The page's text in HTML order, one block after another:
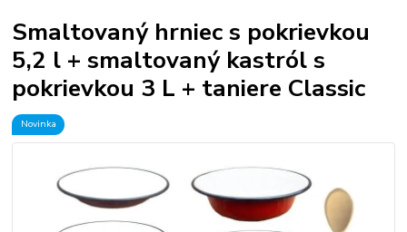
Smaltovaný hrniec s pokrievkou
5,2 l + smaltovaný kastról s
pokrievkou 3 L + taniere Classic
Novinka